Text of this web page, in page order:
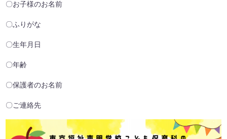
〇お子様のお名前
〇ふりがな
〇生年月日
〇年齢
〇保護者のお名前
〇ご連絡先